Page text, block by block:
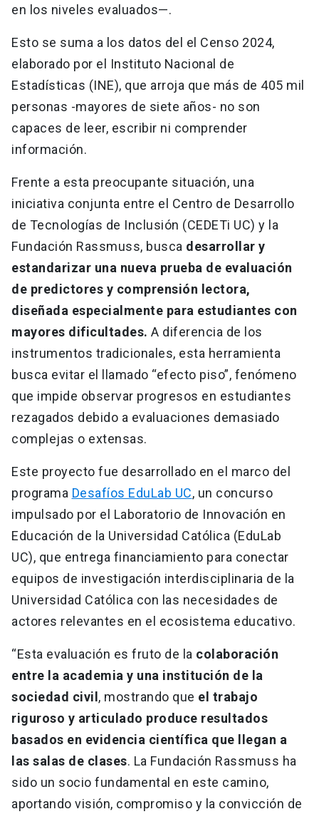
en los niveles evaluados—.
Esto se suma a los datos del el Censo 2024,
elaborado por el Instituto Nacional de
Estadísticas (INE), que arroja que más de 405 mil
personas -mayores de siete años- no son
capaces de leer, escribir ni comprender
información.
Frente a esta preocupante situación, una
iniciativa conjunta entre el Centro de Desarrollo
de Tecnologías de Inclusión (CEDETi UC) y la
Fundación Rassmuss, busca desarrollar y
estandarizar una nueva prueba de evaluación
de predictores y comprensión lectora,
diseñada especialmente para estudiantes con
mayores dificultades. A diferencia de los
instrumentos tradicionales, esta herramienta
busca evitar el llamado “efecto piso”, fenómeno
que impide observar progresos en estudiantes
rezagados debido a evaluaciones demasiado
complejas o extensas.
Este proyecto fue desarrollado en el marco del
programa Desafíos EduLab UC, un concurso
impulsado por el Laboratorio de Innovación en
Educación de la Universidad Católica (EduLab
UC), que entrega financiamiento para conectar
equipos de investigación interdisciplinaria de la
Universidad Católica con las necesidades de
actores relevantes en el ecosistema educativo.
“Esta evaluación es fruto de la colaboración
entre la academia y una institución de la
sociedad civil , mostrando que el trabajo
riguroso y articulado produce resultados
basados en evidencia científica que llegan a
las salas de clases. La Fundación Rassmuss ha
sido un socio fundamental en este camino,
aportando visión, compromiso y la convicción de